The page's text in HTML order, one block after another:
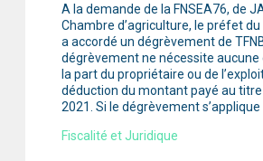
A la demande de la FNSEA76, de
Chambre d’agriculture, le préfet
a accordé un dégrèvement de
dégrèvement ne nécessite aucune
la part du propriétaire ou de
déduction du montant payé au titre
2021. Si le dégrèvement s’applique
Fiscalité et Juridique